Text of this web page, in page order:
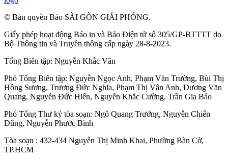
© Bản quyền Báo SÀI GÒN GIẢI PHÓNG.
Giấy phép hoạt động Báo in và Báo Điện tử số 305/GP-BTTTT do
Bộ Thông tin và Truyền thông cấp ngày 28-8-2023.
Tổng Biên tập: Nguyễn Khắc Văn
Phó Tổng Biên tập: Nguyễn Ngọc Anh, Phạm Văn Trường, Bùi Thị
Hồng Sương, Trương Đức Nghĩa, Phạm Thị Vân Anh, Dương Văn
Quang, Nguyễn Đức Hiển, Nguyễn Khắc Cường, Trần Gia Bảo
Phó Tổng Thư ký tòa soạn: Ngô Quang Trưởng, Nguyễn Chiến
Dũng, Nguyễn Phước Bình
Tòa soạn : 432-434 Nguyễn Thị Minh Khai, Phường Bàn Cờ,
TP.HCM